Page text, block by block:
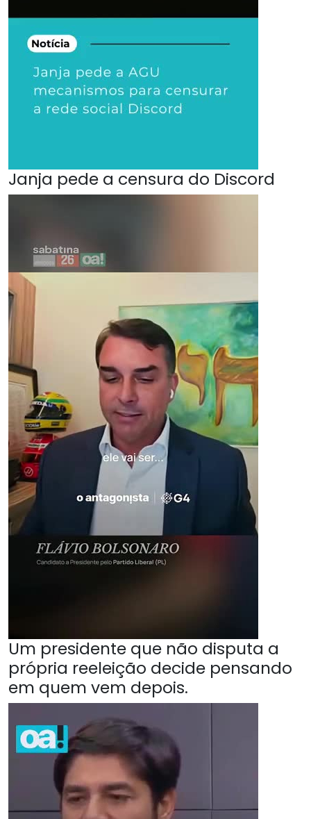
Janja pede a censura do Discord
Um presidente que não disputa a
própria reeleição decide pensando
em quem vem depois.